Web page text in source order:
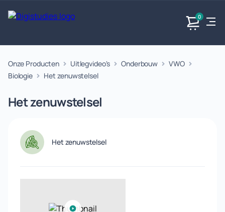
0
Exacte
vakken
vakken.
Taalvakken Maatschappijvakken Producten
Onze Producten Uitlegvideo's Onderbouw
VWO
Biologie
Het zenuwstelsel
Het zenuwstelsel
Het zenuwstelsel